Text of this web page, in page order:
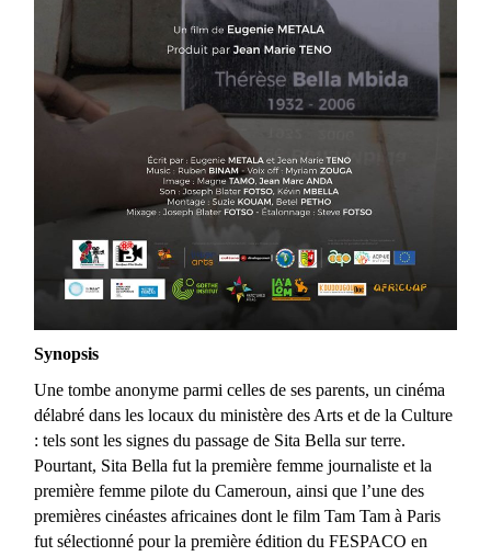
Synopsis
Une tombe anonyme parmi celles de ses parents, un cinéma
délabré dans les locaux du ministère des Arts et de la Culture
: tels sont les signes du passage de Sita Bella sur terre.
Pourtant, Sita Bella fut la première femme journaliste et la
première femme pilote du Cameroun, ainsi que l’une des
premières cinéastes africaines dont le film Tam Tam à Paris
fut sélectionné pour la première édition du FESPACO en